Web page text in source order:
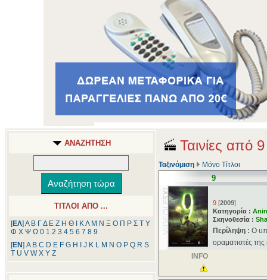
ΑΝΑΖΗΤΗΣΗ
ΤΙΤΛΟΙ ΑΠΟ ...
[ΕΛ] Α Β ΓΔ Ε Ζ Η Θ ΚΛ Μ Ν Ξ Ο Π Ρ Σ Τ Υ
Φ Χ Ψ Ω 0 1 2 3 4 5 6 7 8 9
[ΕΝ] A B C D E F G H J K L M N O P Q R S
T U V W X Y Z
Ταινίες από 9
Ταξινόμιση Μόνο Τίτλοι
9
9 [2009]
Κατηγορία :
Σκηνοθεσία :
Περίληψη : Ο
οραματιστές
INFO